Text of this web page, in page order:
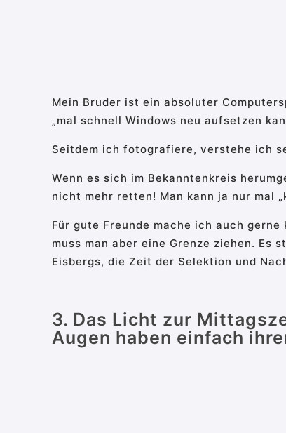
Mein Bruder ist ein absoluter
„mal schnell Windows neu aufsetzen
Seitdem ich fotografiere, verstehe ich
Wenn es sich im Bekanntenkreis
nicht mehr retten! Man kann ja nur mal
Für gute Freunde mache ich auch
muss man aber eine Grenze ziehen. Es
Eisbergs, die Zeit der Selektion und
3. Das Licht zur
Augen haben einfach